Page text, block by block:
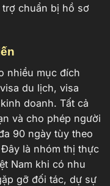
chuẩn bị hồ sơ
nhiều mục đích
du lịch, visa
doanh. Tất cả
và cho phép người
90 ngày tùy theo
là nhóm thị thực
Nam khi có nhu
gỡ đối tác, dự sự